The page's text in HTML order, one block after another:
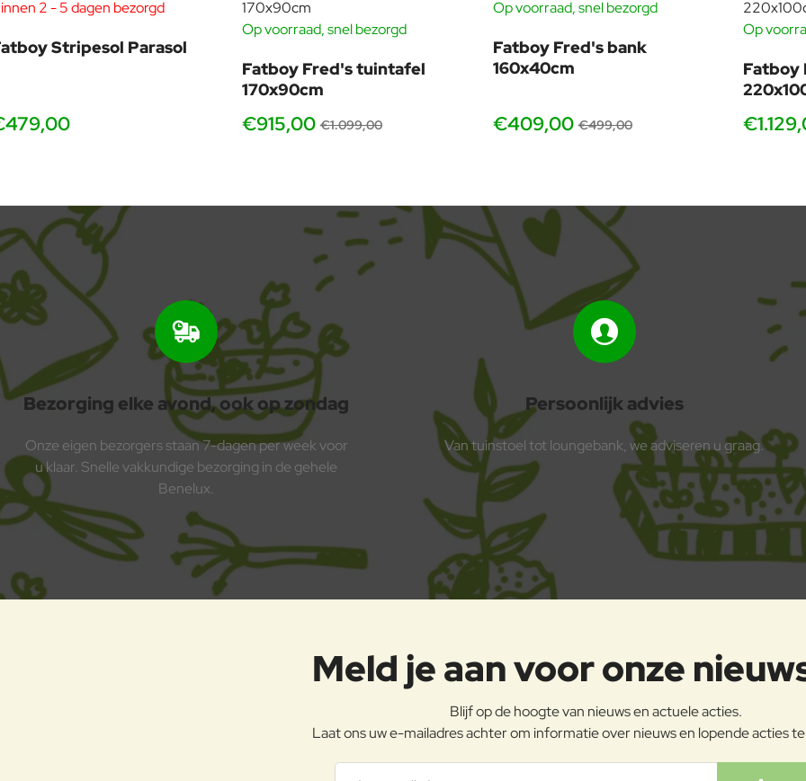
Machine
2 - 5 dagen bezorgd
Stripesol Parasol
Op voorraad, snel bezorgd
Fatboy Fred's tuintafel
170x90cm
€915,00 €1.099,00
Op voorraad, snel bezorgd
Fatboy Fred's bank
160x40cm
€409,00 €499,00
Op
Fatboy
Bezorging elke avond, ook op zondag
Onze eigen bezorgers staan 7-dagen per week voor
u klaar. Snelle vakkundige bezorging in de gehele
Benelux.
Persoonlijk advies
Van tuinstoel tot loungebank, we adviseren u graag.
Meld je aan voor onze
Blijf op de hoogte van nieuws en actuele acties.
Laat ons uw e-mailadres achter om informatie over nieuws en lopende acties